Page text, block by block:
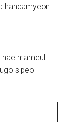
handamyeon
mameul
sipeo